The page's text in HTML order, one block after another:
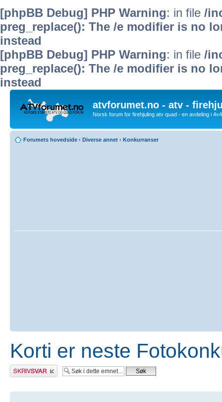
[phpBB Debug] PHP Warning: in file /
preg_replace(): The /e modifier is no
instead
[phpBB Debug] PHP Warning: in file /
preg_replace(): The /e modifier is no
instead
atvforumet.no - atv -
Norsk forum for firehjuling atv quad - en avdeling i
Forumets hovedside ‹ Diverse annet ‹ Konkurranser
Korti er neste
Skriv et svar